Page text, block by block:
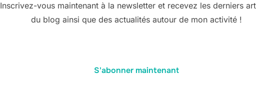
Inscrivez-vous maintenant à la newsletter et recevez les derniers
du blog ainsi que des actualités autour de mon activité !
S'abonner maintenant